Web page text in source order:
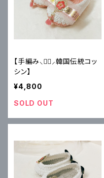
【手編み⸜♥⃜⸝韓国伝統コッ
シン】
¥4,800
SOLD OUT